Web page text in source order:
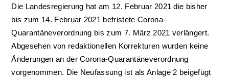
Die Landesregierung hat am 12. Februar 2021 die bisher
bis zum 14. Februar 2021 befristete Corona-
Quarantäneverordnung bis zum 7. März 2021 verlängert.
Abgesehen von redaktionellen Korrekturen wurden keine
Änderungen an der Corona-Quarantäneverordnung
vorgenommen. Die Neufassung ist als Anlage 2 beigefügt